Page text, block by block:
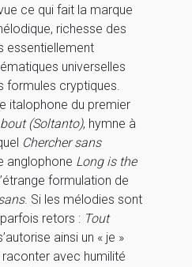
ce qui fait la marque
richesse des
essentiellement
universelles
formules cryptiques.
italophone du premier
(Soltanto), hymne à
Chercher sans
anglophone Long is the
formulation de
. Si les mélodies sont
retors : Tout
ainsi un « je »
avec humilité